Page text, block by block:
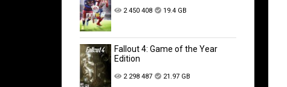
2 450 408 19.4 GB
Fallout 4: Game of the Year
Edition
2 298 487 21.97 GB